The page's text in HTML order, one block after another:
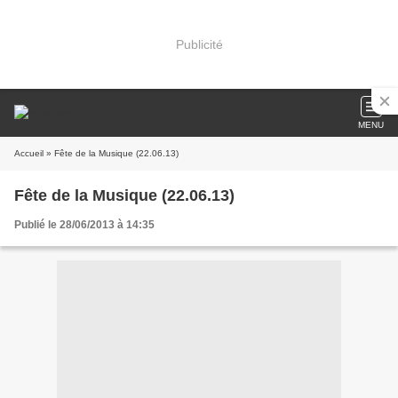
Publicité
MENU
Accueil » Fête de la Musique (22.06.13)
Fête de la Musique (22.06.13)
Publié le 28/06/2013 à 14:35